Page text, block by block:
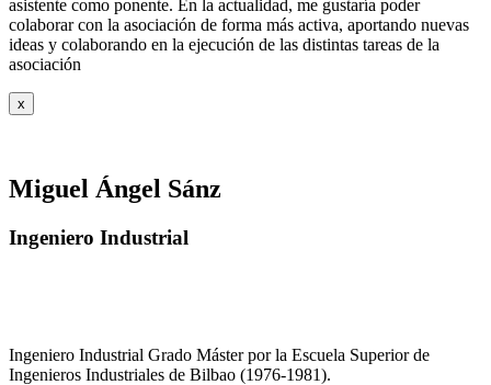
asistente como ponente. En la actualidad, me gustaría poder
colaborar con la asociación de forma más activa, aportando nuevas
ideas y colaborando en la ejecución de las distintas tareas de la
asociación
x
Miguel Ángel Sánz
Ingeniero Industrial
Ingeniero Industrial Grado Máster por la Escuela Superior de
Ingenieros Industriales de Bilbao (1976-1981).